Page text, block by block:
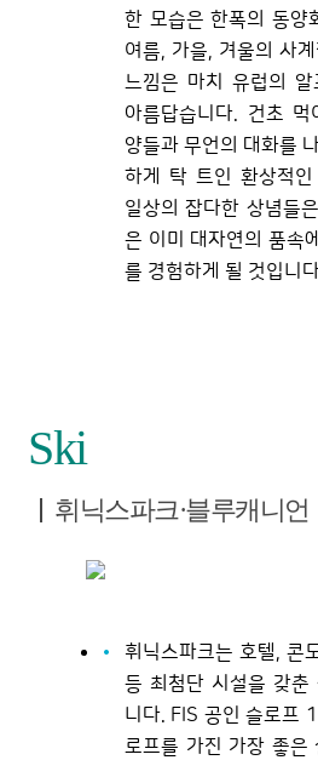
한 모습은 한폭의 동양
여름, 가을, 겨울의 사
느낌은 마치 유럽의 알
아름답습니다. 건초 먹
양들과 무언의 대화를
하게 탁 트인 환상적인
일상의 잡다한 상념들
은 이미 대자연의 품속
를 경험하게 될 것입니
Ski
휘닉스파크·블루캐니언
휘닉스파크는 호텔, 콘
등 최첨단 시설을 갖춘
니다. FIS 공인 슬로프
로프를 가진 가장 좋은